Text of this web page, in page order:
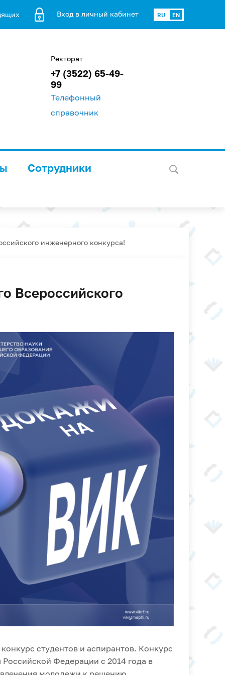
Вход в личный кабинет RU EN
Ректорат
+7 (3522) 65-49-
99
Телефонный
справочник
Сотрудники
инженерного конкурса!
Всероссийского
студентов и аспирантов. Конкурс
Федерации с 2014 года в